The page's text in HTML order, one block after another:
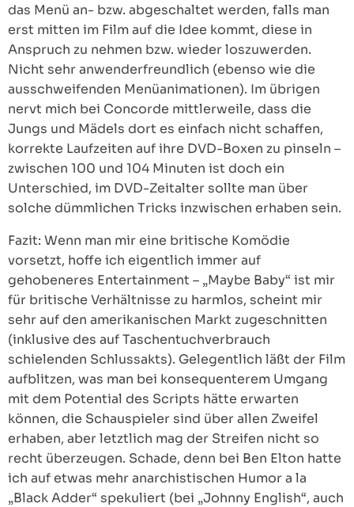
das Menü an- bzw. abgeschaltet werden, falls man
erst mitten im Film auf die Idee kommt, diese in
Anspruch zu nehmen bzw. wieder loszuwerden.
Nicht sehr anwenderfreundlich (ebenso wie die
ausschweifenden Menüanimationen). Im übrigen
nervt mich bei Concorde mittlerweile, dass die
Jungs und Mädels dort es einfach nicht schaffen,
korrekte Laufzeiten auf ihre DVD-Boxen zu pinseln –
zwischen 100 und 104 Minuten ist doch ein
Unterschied, im DVD-Zeitalter sollte man über
solche dümmlichen Tricks inzwischen erhaben sein.
Fazit: Wenn man mir eine britische Komödie
vorsetzt, hoffe ich eigentlich immer auf
gehobeneres Entertainment – „Maybe Baby“ ist mir
für britische Verhältnisse zu harmlos, scheint mir
sehr auf den amerikanischen Markt zugeschnitten
(inklusive des auf Taschentuchverbrauch
schielenden Schlussakts). Gelegentlich läßt der Film
aufblitzen, was man bei konsequenterem Umgang
mit dem Potential des Scripts hätte erwarten
können, die Schauspieler sind über allen Zweifel
erhaben, aber letztlich mag der Streifen nicht so
recht überzeugen. Schade, denn bei Ben Elton hatte
ich auf etwas mehr anarchistischen Humor a la
„Black Adder“ spekuliert (bei „Johnny English“, auch